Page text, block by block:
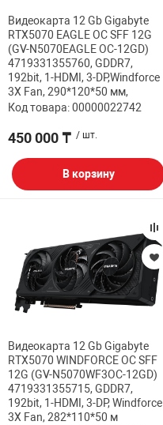
ДОМА
Видеокарта 12 Gb Gigabyte
RTX5070 EAGLE OC SFF 12G
(GV-N5070EAGLE OC-12GD)
4719331355760, GDDR7,
192bit, 1-HDMI, 3-DP,Windforce
3X Fan, 290*120*50 мм,
Код товара: 00000022742
450 000 ₸ / шт.
В корзину
Видеокарта 12 Gb Gigabyte
RTX5070 WINDFORCE OC SFF
12G (GV-N5070WF3OC-12GD)
4719331355715, GDDR7,
192bit, 1-HDMI, 3-DP, Windforce
3X Fan, 282*110*50 м